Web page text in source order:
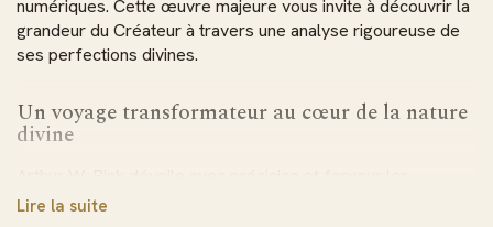
numériques. Cette œuvre majeure vous invite à découvrir la
grandeur du Créateur à travers une analyse rigoureuse de
ses perfections divines.
Un voyage transformateur au cœur de la nature
divine
caractéristiques essentielles de Dieu. Cette exploration
Lire la suite